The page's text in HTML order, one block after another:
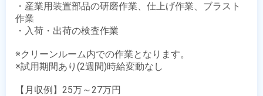
・産業用装置部品の研磨作業、仕上げ作業、ブラスト
作業
・入荷・出荷の検査作業
※クリーンルーム内での作業となります。
※試用期間あり(2週間)時給変動なし
【月収例】25万～27万円